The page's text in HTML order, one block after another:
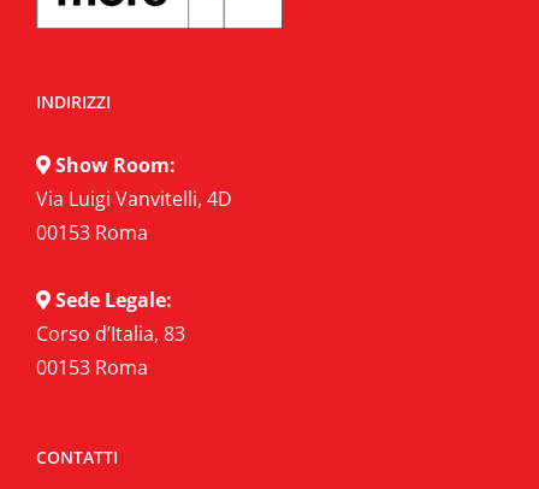
INDIRIZZI
Show Room:
Via Luigi Vanvitelli, 4D
00153 Roma
Sede Legale:
Corso d’Italia, 83
00153 Roma
CONTATTI